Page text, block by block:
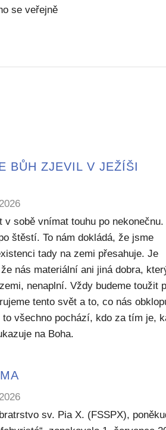
se veřejně
BŮH ZJEVIL V JEŽÍŠI
sobě vnímat touhu po nekonečnu.
štěstí. To nám dokládá, že jsme
tady na zemi přesahuje. Je
nás materiální ani jiná dobra,
nenaplní. Vždy budeme toužit
tento svět a to, co nás
všechno pochází, kdo za tím je,
na Boha.
sv. Pia X. (FSSPX),